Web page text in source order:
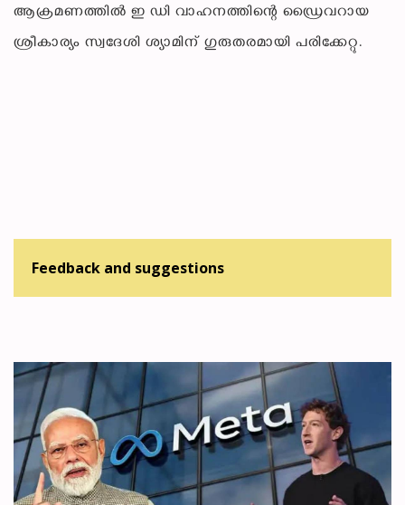
ആക്രമണത്തിൽ ഇ ഡി വാഹനത്തിന്റെ ഡ്രൈവറായ
ശ്രീകാര്യം സ്വദേശി ശ്യാമിന് ഗുരുതരമായി പരിക്കേറ്റു.
Feedback and suggestions